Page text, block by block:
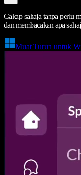
Cakap sahaja tanpa perlu
dan membacakan apa
Muat Turun untuk